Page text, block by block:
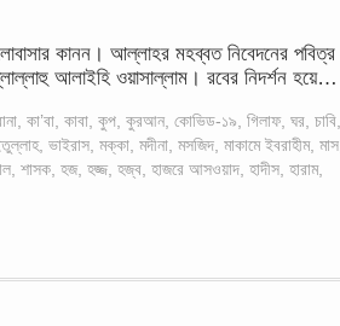
কানন। আল্লাহর মহব্বত নিবেদনের পবিত্র
আলাইহি ওয়াসাল্লাম। রবের নিদর্শন হয়ে…
কা’বা কাবা কুপ কুরআন কোভিড-১৯ গিলাফ, ঘর চাবি
, ভাইরাস মক্কা মদীনা মসজিদ মাকামে ইবরাহীম, মাস
শাসক হজ, হজ্জ হজ্ব হাজরে আসওয়াদ হাদীস হারাম,